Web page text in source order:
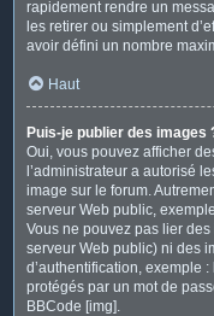
rapidement rendre un
les retirer ou simplement
avoir défini un nombre
Haut
Puis-je publier des images
Oui, vous pouvez afficher
l’administrateur a autorisé
image sur le forum.
serveur Web public,
Vous ne pouvez pas lier
serveur Web public) ni des
d’authentification, exemple
protégés par un mot de
BBCode [img].